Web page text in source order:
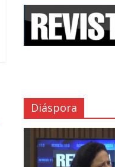
Diáspora